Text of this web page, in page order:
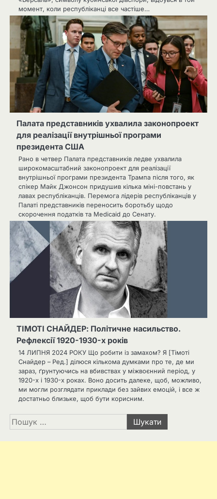
момент, коли республіканці все частіше…
Палата представників ухвалила законопроект
для реалізації внутрішньої програми
президента США
Рано в четвер Палата представників ледве ухвалила
широкомасштабний законопроект для реалізації
внутрішньої програми президента Трампа після того, як
спікер Майк Джонсон придушив кілька міні-повстань у
лавах республіканців. Перемога лідерів республіканців у
Палаті представників переносить боротьбу щодо
скорочення податків та Medicaid до Сенату.
ТІМОТІ СНАЙДЕР: Політичне насильство.
Рефлексії 1920-1930-х років
14 ЛИПНЯ 2024 РОКУ Що робити із замахом? Я [Тімоті
Снайдер – Ред.] ділюся кількома думками про те, де ми
зараз, ґрунтуючись на вбивствах у міжвоєнний період, у
1920-х і 1930-х роках. Воно досить далеке, щоб, можливо,
ми могли розглядати приклади без зайвих емоцій, і все ж
достатньо близьке, щоб бути корисним.
Пошук: